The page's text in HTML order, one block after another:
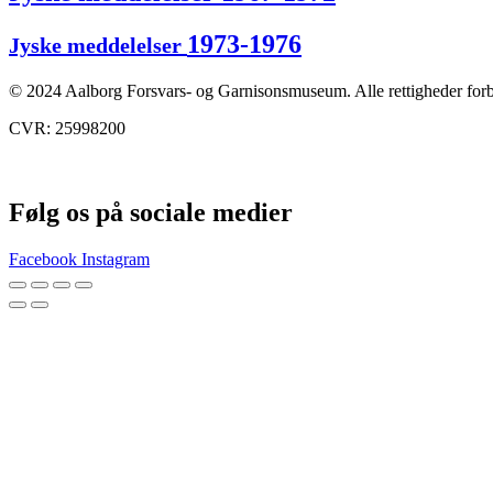
Jyske meddelelser 1973-1976
© 2024 Aalborg Forsvars- og Garnisonsmuseum. Alle rettigheder
CVR: 25998200
Følg os på sociale medier
Facebook Instagram